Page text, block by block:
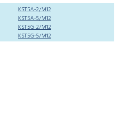
KST5A-2/M12
KST5A-5/M12
KST5G-2/M12
KST5G-5/M12